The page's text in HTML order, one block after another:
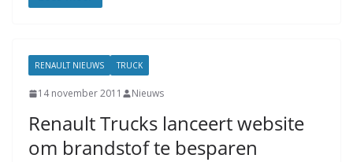
RENAULT NIEUWS TRUCK
14 november 2011 Nieuws
Renault Trucks lanceert website
om brandstof te besparen